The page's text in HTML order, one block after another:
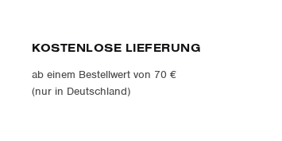
KOSTENLOSE LIEFERUNG
ab einem Bestellwert von 70 €
(nur in Deutschland)